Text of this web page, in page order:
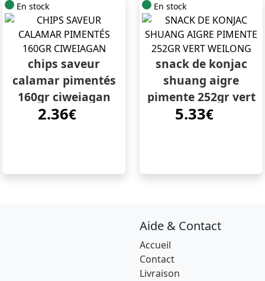
En stock
chips saveur
calamar pimentés
160gr ciweiagan
2.36€
En stock
snack de konjac
shuang aigre
pimente 252gr vert
weilong
5.33€
Aide & Contact
Accueil
Contact
Livraison